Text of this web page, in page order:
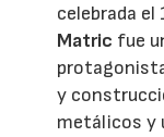
celebrada el
Matric fue
y
metálicos y